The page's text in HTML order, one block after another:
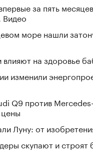
за пять
Видео
море нашли
влияют на здоровье
изменили
Q9 против
Луну: от
скупают и строят